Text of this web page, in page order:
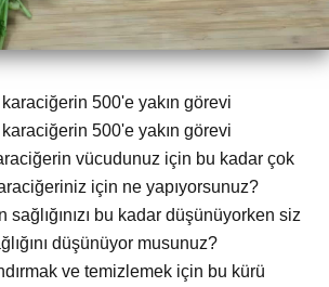
500'e yakın görevi
500'e yakın görevi
vücudunuz için bu kadar çok
için ne yapıyorsunuz?
bu kadar düşünüyorken siz
düşünüyor musunuz?
ve temizlemek için bu kürü